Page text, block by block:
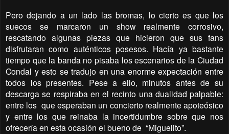
Pero dejando a un lado las bromas, lo cierto es que los
suecos se marcaron un show realmente corrosivo,
rescatando algunas piezas que hicieron que sus fans
disfrutaran como auténticos posesos. Hacía ya bastante
tiempo que la banda no pisaba los escenarios de la Ciudad
Condal y esto se tradujo en una enorme expectación entre
todos los presentes. Pese a ello, minutos antes de su
descarga se respiraba en el recinto una dualidad palpable:
entre los que esperaban un concierto realmente apoteósico
y entre los que reinaba la incertidumbre sobre que nos
ofrecería en esta ocasión el bueno de “Miguelito”.